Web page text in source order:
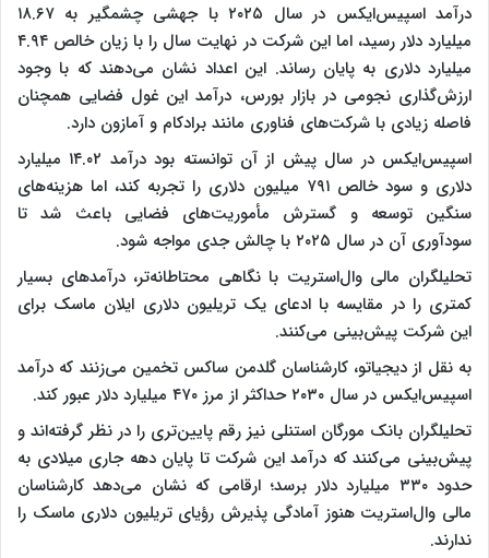
درآمد اسپیس‌ایکس در سال ۲۰۲۵ با جهشی چشمگیر به ۱۸.۶۷
میلیارد دلار رسید، اما این شرکت در نهایت سال را با زیان خالص ۴.۹۴
میلیارد دلاری به پایان رساند. این اعداد نشان می‌دهند که با وجود
ارزش‌گذاری نجومی در بازار بورس، درآمد این غول فضایی همچنان
فاصله زیادی با شرکت‌های فناوری مانند برادکام و آمازون دارد.
اسپیس‌ایکس در سال پیش از آن توانسته بود درآمد ۱۴.۰۲ میلیارد
دلاری و سود خالص ۷۹۱ میلیون دلاری را تجربه کند، اما هزینه‌های
سنگین توسعه و گسترش مأموریت‌های فضایی باعث شد تا
سودآوری آن در سال ۲۰۲۵ با چالش جدی مواجه شود.
تحلیلگران مالی وال‌استریت با نگاهی محتاطانه‌تر، درآمدهای بسیار
کمتری را در مقایسه با ادعای یک تریلیون دلاری ایلان ماسک برای
این شرکت پیش‌بینی می‌کنند.
به نقل از دیجیاتو، کارشناسان گلدمن ساکس تخمین می‌زنند که درآمد
اسپیس‌ایکس در سال ۲۰۳۰ حداکثر از مرز ۴۷۰ میلیارد دلار عبور کند.
تحلیلگران بانک مورگان استنلی نیز رقم پایین‌تری را در نظر گرفته‌اند و
پیش‌بینی می‌کنند که درآمد این شرکت تا پایان دهه جاری میلادی به
حدود ۳۳۰ میلیارد دلار برسد؛ ارقامی که نشان می‌دهد کارشناسان
مالی وال‌استریت هنوز آمادگی پذیرش رؤیای تریلیون دلاری ماسک را
ندارند.